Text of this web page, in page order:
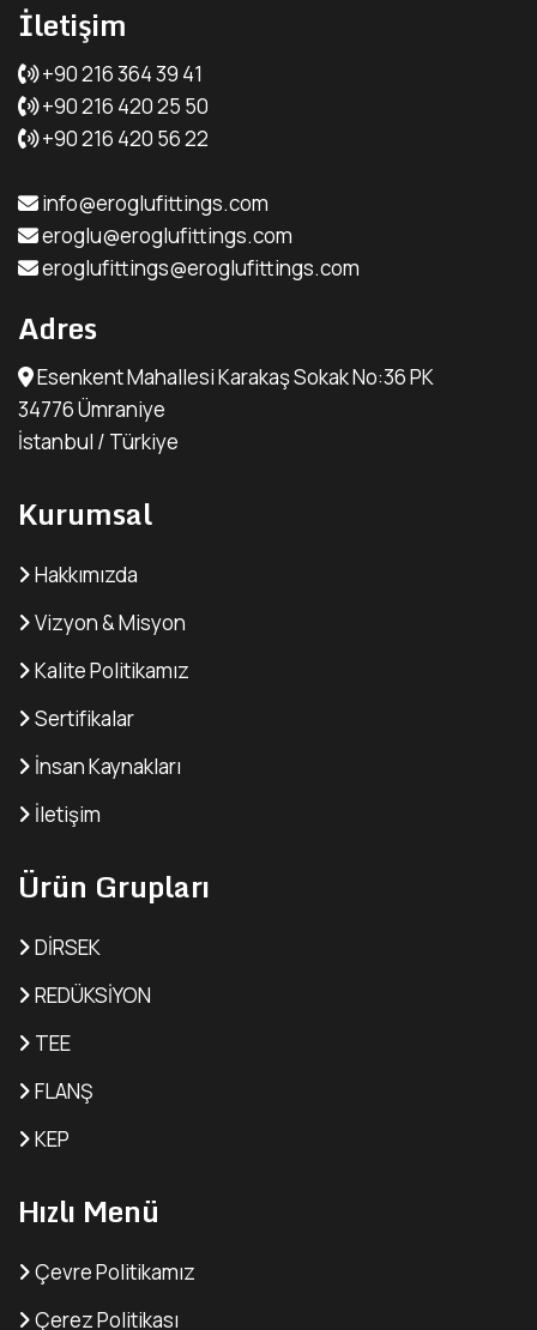
İletişim
+90 216 364 39 41
+90 216 420 25 50
+90 216 420 56 22
info@eroglufittings.com
eroglu@eroglufittings.com
eroglufittings@eroglufittings.com
Adres
Esenkent Mahallesi Karakaş Sokak No:36 PK
34776 Ümraniye
İstanbul / Türkiye
Kurumsal
Hakkımızda
Vizyon & Misyon
Kalite Politikamız
Sertifikalar
İnsan Kaynakları
İletişim
Ürün Grupları
DİRSEK
REDÜKSİYON
TEE
FLANŞ
KEP
Hızlı Menü
Çevre Politikamız
Çerez Politikası